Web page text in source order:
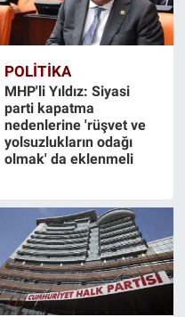
POLİTİKA
MHP'li Yıldız: Siyasi
parti kapatma
nedenlerine 'rüşvet ve
yolsuzlukların odağı
olmak' da eklenmeli